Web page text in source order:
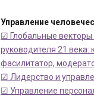
Управление
☑ Глобальные векторы
руководителя 21 века:
фасилитатор,
☑ Лидерство и
☑ Управление